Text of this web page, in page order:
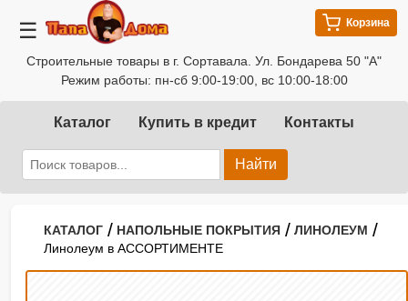
☰
Строительные товары в г. Сортавала. Ул. Бондарева 50 "А"
Режим работы: пн-сб 9:00-19:00, вс 10:00-18:00
Корзина
Каталог Купить в кредит Контакты
Найти
КАТАЛОГ / НАПОЛЬНЫЕ ПОКРЫТИЯ / ЛИНОЛЕУМ /
Линолеум в АССОРТИМЕНТЕ